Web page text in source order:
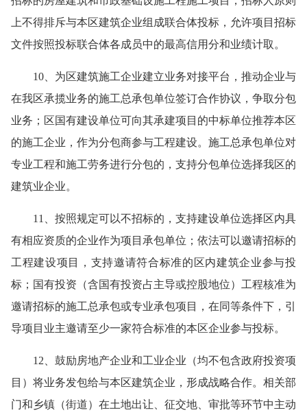
上不得排斥与本区建筑企业组成联合体投标，允许项目招标
文件按照投标联合体各成员中的最高信用分和业绩计取。
10、为区建筑施工企业建立业务对接平台，推动企业与
在我区承揽业务的施工总承包单位签订合作协议，争取分包
业务；区国有建设单位可向其承建项目的中标单位推荐本区
的施工企业，作为分包商参与工程建设。施工总承包单位对
专业工程和施工劳务进行分包的，支持分包单位选择我区的
建筑业企业。
11、按照规定可以不招标的，支持建设单位选择区内具
有相应资质的企业作为项目承包单位；依法可以邀请招标的
工程建设项目，支持邀请符合标准的区内建筑企业参与投
标；国有投资（含国有投资占主导或控股地位）工程核准为
邀请招标的施工总承包或专业承包项目，在同等条件下，引
导项目业主邀请至少一家符合标准的本区企业参与投标。
12、鼓励房地产企业和工业企业（均不包含政府投资项
目）将业务发包给与本区建筑企业，形成战略合作。相关部
门和乡镇（街道）在土地出让、征交地、审批等环节中主动